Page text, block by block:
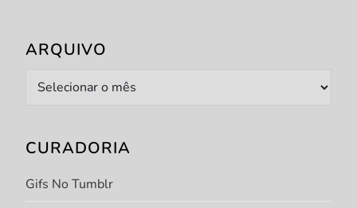
ARQUIVO
Arquivo
CURADORIA
Gifs No Tumblr